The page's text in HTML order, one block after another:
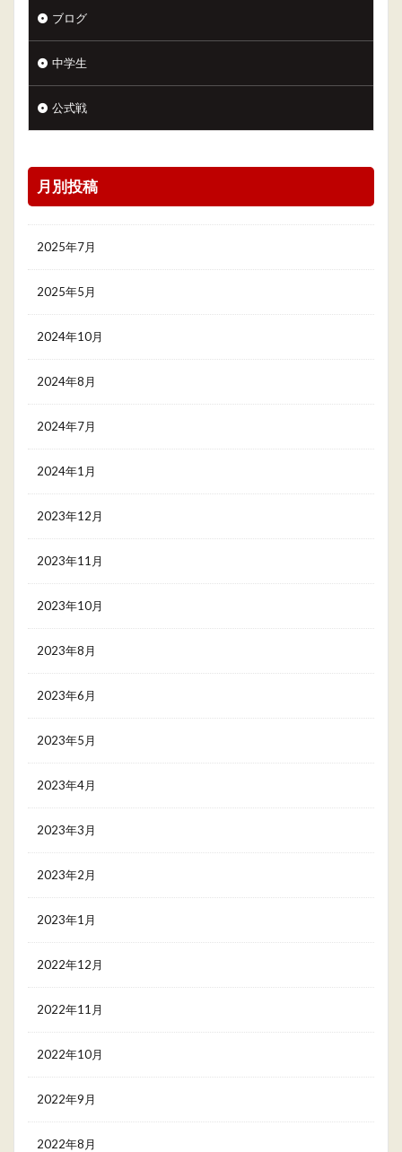
ブログ
中学生
公式戦
月別投稿
2025年7月
2025年5月
2024年10月
2024年8月
2024年7月
2024年1月
2023年12月
2023年11月
2023年10月
2023年8月
2023年6月
2023年5月
2023年4月
2023年3月
2023年2月
2023年1月
2022年12月
2022年11月
2022年10月
2022年9月
2022年8月